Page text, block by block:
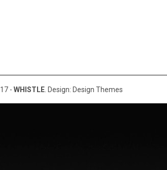
- WHISTLE . Design: Design Themes